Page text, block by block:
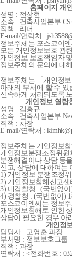
홈페이지 개
성명 : 전상현
소속 : 건축사업본부
직책 : 리더
E-mail/연락처 :
정보주체는 포스코이
모든 개인정보보호 관
개인정보 보호책임자
정보주체의 문의에 대
정보주체는 「개인정
아래의 부서에 할 수
신속하게 처리되도록
개인정보 열람
성명 : 김홍규
소속 : 건축사업본부
직책 : 차장
E-mail/연락처 :
정보주체는 개인정보
개인정보분쟁조정위원
분쟁해결이나 상담 등
신고, 상담에 대하여는
1) 개인정보 분쟁조정
2) 개인정보침해신고센
3) 대검찰청 : (국번없이
4) 경찰청 : (국번없이)
포스코이앤씨는 정보
개인정보침해로 인한
상담이 필요한 경우 아
개인정
담당자 : 고영훈 과장
부서명 : 정보보호그룹
직책 : 과장
연락처 : <전화번호 :